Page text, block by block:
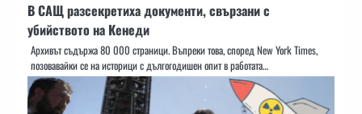
В САЩ разсекретиха документи, свързани с
убийството на Кенеди
Архивът съдържа 80 000 страници. Въпреки това, според New York Times,
позовавайки се на историци с дългогодишен опит в работата…